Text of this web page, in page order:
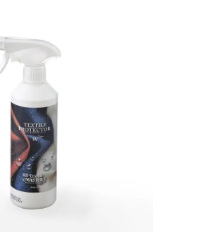
クアップ商品
カテゴリー/家具
カテゴリー/雑貨
カラー